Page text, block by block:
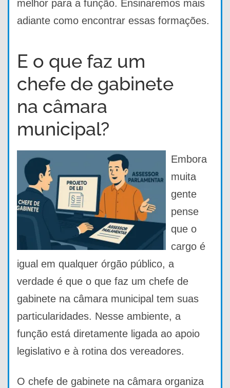
melhor para a função. Ensinaremos mais
adiante como encontrar essas formações.
E o que faz um
chefe de gabinete
na câmara
municipal?
Embora
muita
gente
pense
que o
cargo é
igual em qualquer órgão público, a
verdade é que o que faz um chefe de
gabinete na câmara municipal tem suas
particularidades. Nesse ambiente, a
função está diretamente ligada ao apoio
legislativo e à rotina dos vereadores.
O chefe de gabinete na câmara organiza